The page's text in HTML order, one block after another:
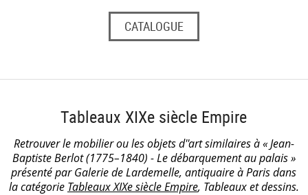
CATALOGUE
Tableaux XIXe siècle Empire
Retrouver le mobilier ou les objets d''art similaires à « Jean-
Baptiste Berlot (1775–1840) - Le débarquement au palais »
présenté par Galerie de Lardemelle, antiquaire à Paris dans
la catégorie Tableaux XIXe siècle Empire, Tableaux et dessins.